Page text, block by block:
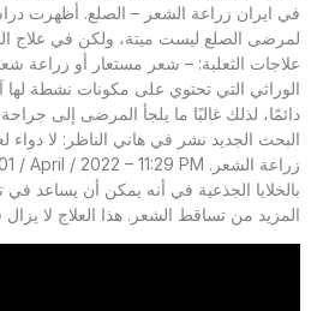
في ايران زراعة الشعر – الصلع. أظهرت
لمرضى الصلع ليست ميتة، ولكن في علاج
علاجات الثعلبة: – شعر مستعار أو زراعة
الوراثي التي تحتوي على مكونات نشطة لها
دائمًا، لذلك غالبًا ما يلجأ المرضى إلى
البحث الجديد نشر في هاني الناظر: لا دواء
بالخلايا الجذعية في أنه يمكن أن يساعد في
المزيد من تساقط الشعر. هذا العلاج لا